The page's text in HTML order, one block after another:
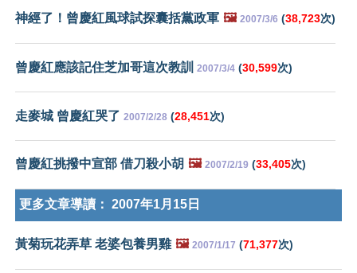
神經了！曾慶紅風球試探囊括黨政軍 🖼️ 2007/3/6 (38,723次)
曾慶紅應該記住芝加哥這次教訓 2007/3/4 (30,599次)
走麥城 曾慶紅哭了 2007/2/28 (28,451次)
曾慶紅挑撥中宣部 借刀殺小胡 🖼️ 2007/2/19 (33,405次)
更多文章導讀： 2007年1月15日
黃菊玩花弄草 老婆包養男雞 🖼️ 2007/1/17 (71,377次)